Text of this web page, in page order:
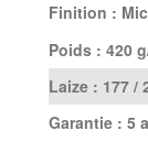
Finition :
Poids : 420
Laize : 177 /
Garantie : 5